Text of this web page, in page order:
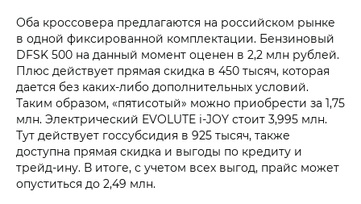
Оба кроссовера предлагаются на российском рынке
в одной фиксированной комплектации. Бензиновый
DFSK 500 на данный момент оценен в 2,2 млн рублей.
Плюс действует прямая скидка в 450 тысяч, которая
дается без каких-либо дополнительных условий.
Таким образом, «пятисотый» можно приобрести за 1,75
млн. Электрический EVOLUTE i‑JOY стоит 3,995 млн.
Тут действует госсубсидия в 925 тысяч, также
доступна прямая скидка и выгоды по кредиту и
трейд-ину. В итоге, с учетом всех выгод, прайс может
опуститься до 2,49 млн.